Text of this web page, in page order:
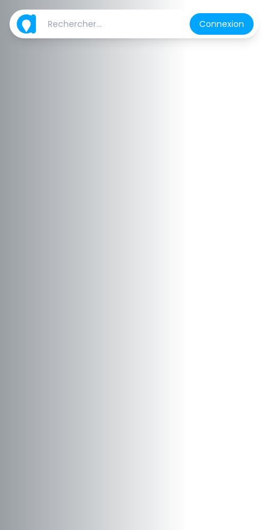
Connexion